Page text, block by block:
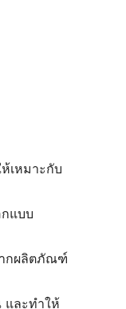
เหมาะกับ
แบบ
ากผลิตภัณฑ์
และทําให้